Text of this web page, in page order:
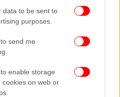
data to be sent to
purposes.
send me
enable storage
cookies on web or
την πιο «σκωτσέζικη»
την Τοσκάνη με τα